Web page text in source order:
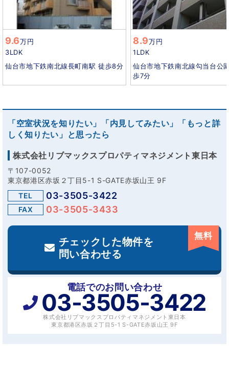
9.6万円
3LDK
仙台市地下鉄南北線長町南駅 徒歩8分
8.9万円
1LDK
仙台市地下鉄南北線勾当台公
歩7分
「空室状況を知りたい」「内見してみたい」「もっと詳
しく知りたい」と思ったら
株式会社リブマックスプロパティマネジメント東日本
〒107-0052
東京都港区赤坂２丁目5-1 S-GATE赤坂山王 9F
TEL
03-3505-3422
FAX 03-3505-3433
チェックした物件を
問い合わせる
無料
電話でのお問い合わせ
03-3505-3422
株式会社リブマックスプロパティマネジメント東日本
東京都港区赤坂２丁目5-1 S-GATE赤坂山王 9F